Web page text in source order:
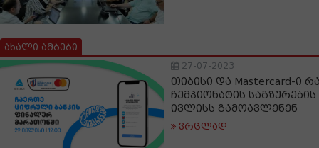
ახალი ამბები
27-07-2023
თიბისი და Mastercard-ი
ჩემპიონატის
ივლისს გამოავლენენ
ვრცლად